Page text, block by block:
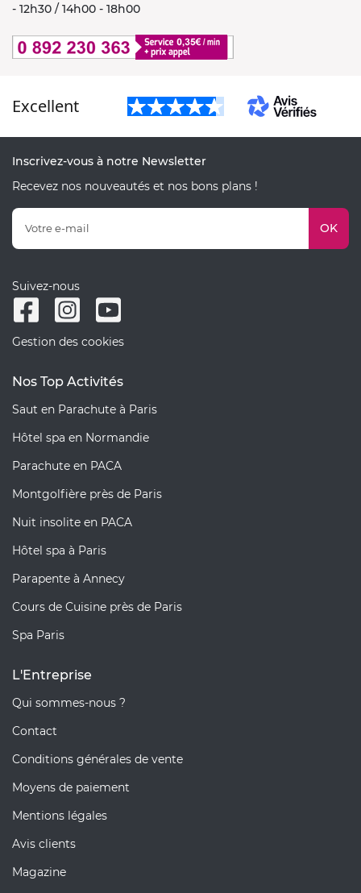
- 12h30 / 14h00 - 18h00
Excellent
Inscrivez-vous à notre Newsletter
Recevez nos nouveautés et nos bons plans !
OK
Suivez-nous
Gestion des cookies
Nos Top Activités
Saut en Parachute à Paris
Hôtel spa en Normandie
Parachute en PACA
Montgolfière près de Paris
Nuit insolite en PACA
Hôtel spa à Paris
Parapente à Annecy
Cours de Cuisine près de Paris
Spa Paris
L'Entreprise
Qui sommes-nous ?
Contact
Conditions générales de vente
Moyens de paiement
Mentions légales
Avis clients
Magazine